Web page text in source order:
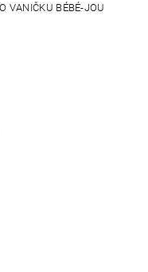
VANIČKU BÉBÉ-JOU